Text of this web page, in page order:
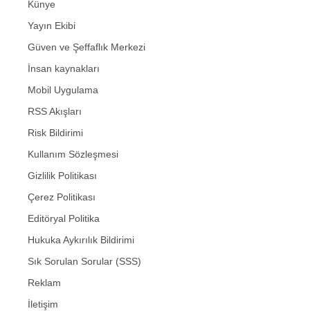
Künye
Yayın Ekibi
Güven ve Şeffaflık Merkezi
İnsan kaynakları
Mobil Uygulama
RSS Akışları
Risk Bildirimi
Kullanım Sözleşmesi
Gizlilik Politikası
Çerez Politikası
Editöryal Politika
Hukuka Aykırılık Bildirimi
Sık Sorulan Sorular (SSS)
Reklam
İletişim